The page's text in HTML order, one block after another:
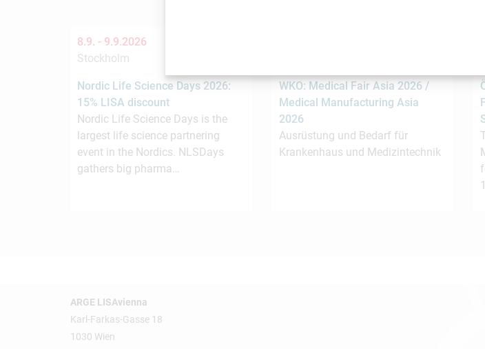
8.9. - 9.9.2026
Stockholm
Nordic Life Science Days 2026:
15% LISA discount
Nordic Life Science Days is the
largest life science partnering
event in the Nordics. NLSDays
gathers big pharma…
WKO: Medical Fair Asia 2026 /
Medical Manufacturing Asia
2026
Ausrüstung und Bedarf für
Krankenhaus und Medizintechnik
ARGE LISAvienna
Karl-Farkas-Gasse 18
1030 Wien